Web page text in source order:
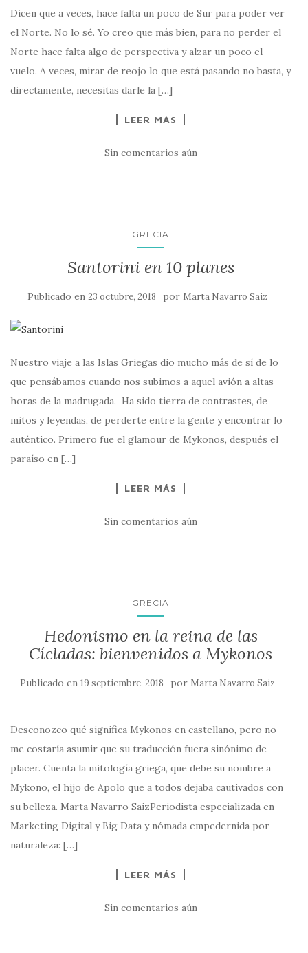
Dicen que a veces, hace falta un poco de Sur para poder ver
el Norte. No lo sé. Yo creo que más bien, para no perder el
Norte hace falta algo de perspectiva y alzar un poco el
vuelo. A veces, mirar de reojo lo que está pasando no basta, y
directamente, necesitas darle la […]
LEER MÁS
Sin comentarios aún
GRECIA
Santorini en 10 planes
Publicado en 23 octubre, 2018 por Marta Navarro Saiz
Nuestro viaje a las Islas Griegas dio mucho más de sí de lo
que pensábamos cuando nos subimos a aquel avión a altas
horas de la madrugada. Ha sido tierra de contrastes, de
mitos y leyendas, de perderte entre la gente y encontrar lo
auténtico. Primero fue el glamour de Mykonos, después el
paraíso en […]
LEER MÁS
Sin comentarios aún
GRECIA
Hedonismo en la reina de las
Cícladas: bienvenidos a Mykonos
Publicado en 19 septiembre, 2018 por Marta Navarro Saiz
Desconozco qué significa Mykonos en castellano, pero no
me costaría asumir que su traducción fuera sinónimo de
placer. Cuenta la mitología griega, que debe su nombre a
Mykono, el hijo de Apolo que a todos dejaba cautivados con
su belleza. Marta Navarro SaizPeriodista especializada en
Marketing Digital y Big Data y nómada empedernida por
naturaleza: […]
LEER MÁS
Sin comentarios aún